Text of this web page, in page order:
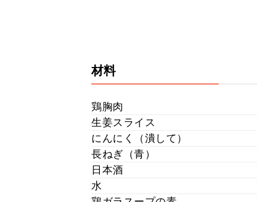
材料
鶏胸肉
生姜スライス
にんにく（潰して）
長ねぎ（青）
日本酒
水